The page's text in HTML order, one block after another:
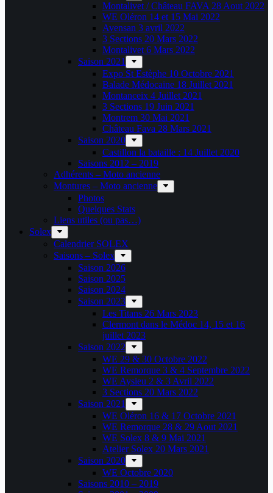
Montalivet / Château FAVA 28 Aout 2022
WE Oléron 14 et 15 Mai 2022
Avensan 3 avril 2022
3 Sections 20 Mars 2022
Montalivet 6 Mars 2022
Saison 2021
Expo St Estèphe 10 Octobre 2021
Balade Médocaine 18 Juillet 2021
Montanceix 4 Juillet 2021
3 Sections 19 Juin 2021
Montrem 30 Mai 2021
Château Fava 28 Mars 2021
Saison 2020
Castillon la bataille : 14 Juillet 2020
Saisons 2012 – 2019
Adhérents – Moto ancienne
Montures – Moto ancienne
Photos
Quelques Stats
Liens utiles (ou pas…)
Solex
Calendrier SOLEX
Saisons – Solex
Saison 2026
Saison 2025
Saison 2024
Saison 2023
Les Titans 26 Mars 2023
Clermont dans le Médoc 14, 15 et 16
juillet 2023
Saison 2022
WE 29 & 30 Octobre 2022
WE Remorque 3 & 4 Septembre 2022
WE Aysieu 2 & 3 Avril 2022
3 Sections 20 Mars 2022
Saison 2021
WE Oléron 16 & 17 Octobre 2021
WE Remorque 28 & 29 Aout 2021
WE Solex 8 & 9 Mai 2021
Atelier Solex 20 Mars 2021
Saison 2020
WE Octobre 2020
Saisons 2010 – 2019